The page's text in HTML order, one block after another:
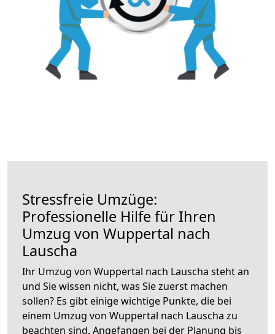
Stressfreie Umzüge:
Professionelle Hilfe für Ihren
Umzug von Wuppertal nach
Lauscha
Ihr Umzug von Wuppertal nach Lauscha steht an
und Sie wissen nicht, was Sie zuerst machen
sollen? Es gibt einige wichtige Punkte, die bei
einem Umzug von Wuppertal nach Lauscha zu
beachten sind. Angefangen bei der Planung bis